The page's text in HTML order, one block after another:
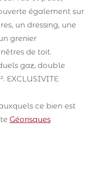
également sur
un dressing, une
grenier
de toit.
gaz, double
EXCLUSIVITE
ce bien est
Géorisques